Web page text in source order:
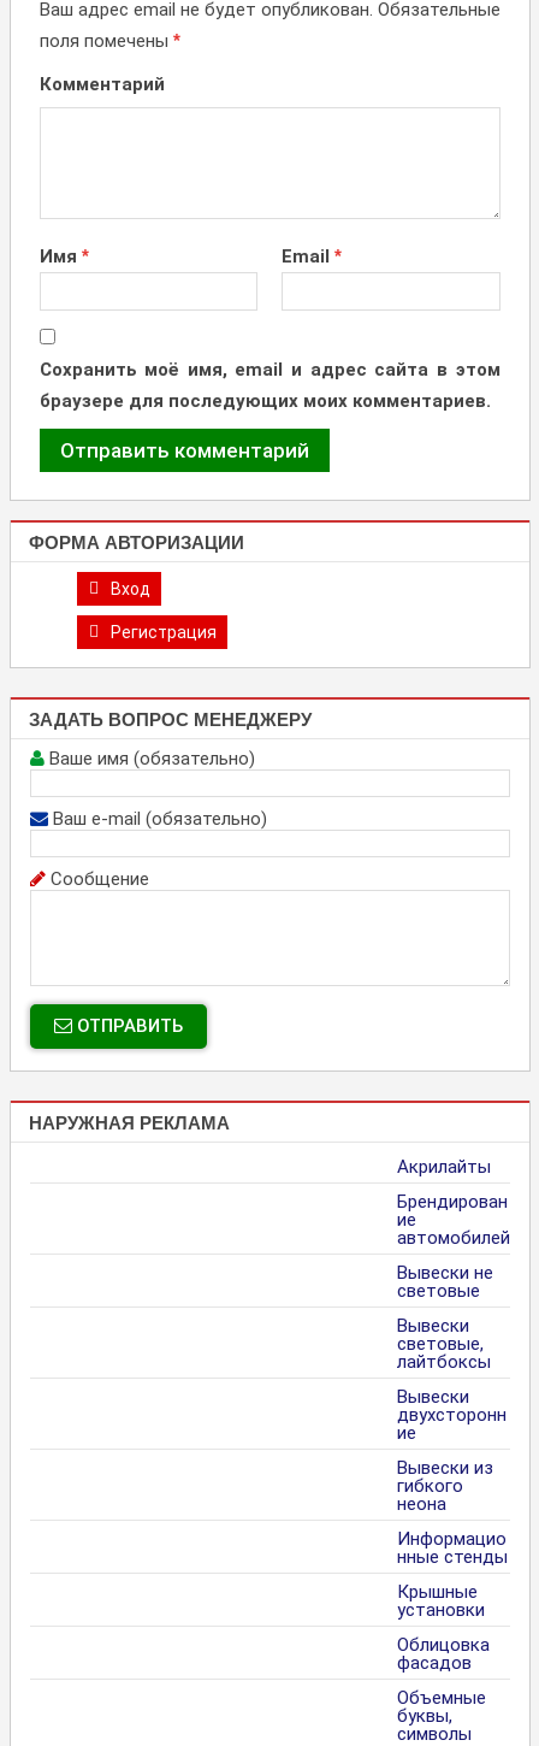
Ваш адрес email не будет опубликован. Обязательные
поля помечены *
Комментарий
Имя * Email *
Сохранить моё имя, email и адрес сайта в этом
браузере для последующих моих комментариев.
ФОРМА АВТОРИЗАЦИИ
Вход
Регистрация
ЗАДАТЬ ВОПРОС МЕНЕДЖЕРУ
Ваше имя (обязательно)
Ваш e-mail (обязательно)
Сообщение
ОТПРАВИТЬ
НАРУЖНАЯ РЕКЛАМА
Акрилайты
Брендирован
ие
автомобилей
Вывески не
световые
Вывески
световые,
лайтбоксы
Вывески
двухсторонн
ие
Вывески из
гибкого
неона
Информацио
нные стенды
Крышные
установки
Облицовка
фасадов
Объемные
буквы,
символы